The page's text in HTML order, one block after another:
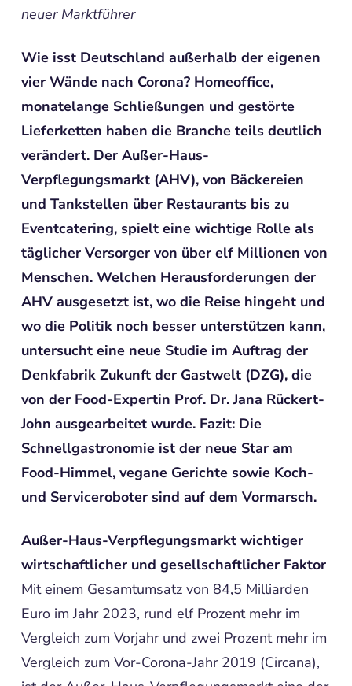
neuer Marktführer
Wie isst Deutschland außerhalb der eigenen
vier Wände nach Corona? Homeoffice,
monatelange Schließungen und gestörte
Lieferketten haben die Branche teils deutlich
verändert. Der Außer-Haus-
Verpflegungsmarkt (AHV), von Bäckereien
und Tankstellen über Restaurants bis zu
Eventcatering, spielt eine wichtige Rolle als
täglicher Versorger von über elf Millionen von
Menschen. Welchen Herausforderungen der
AHV ausgesetzt ist, wo die Reise hingeht und
wo die Politik noch besser unterstützen kann,
untersucht eine neue Studie im Auftrag der
Denkfabrik Zukunft der Gastwelt (DZG), die
von der Food-Expertin Prof. Dr. Jana Rückert-
John ausgearbeitet wurde. Fazit: Die
Schnellgastronomie ist der neue Star am
Food-Himmel, vegane Gerichte sowie Koch-
und Serviceroboter sind auf dem Vormarsch.
Außer-Haus-Verpflegungsmarkt wichtiger
wirtschaftlicher und gesellschaftlicher Faktor
Mit einem Gesamtumsatz von 84,5 Milliarden
Euro im Jahr 2023, rund elf Prozent mehr im
Vergleich zum Vorjahr und zwei Prozent mehr im
Vergleich zum Vor-Corona-Jahr 2019 (Circana),